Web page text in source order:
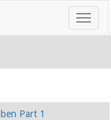
Part 1